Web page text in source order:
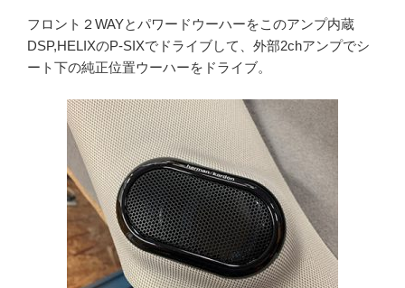
フロント２WAYとパワードウーハーをこのアンプ内蔵
DSP,HELIXのP-SIXでドライブして、外部2chアンプでシ
ート下の純正位置ウーハーをドライブ。